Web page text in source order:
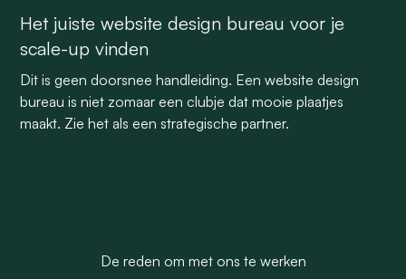
Het juiste website design bureau voor je
scale-up vinden
Dit is geen doorsnee handleiding. Een website design
bureau is niet zomaar een clubje dat mooie plaatjes
maakt. Zie het als een strategische partner.
De reden om met ons te werken